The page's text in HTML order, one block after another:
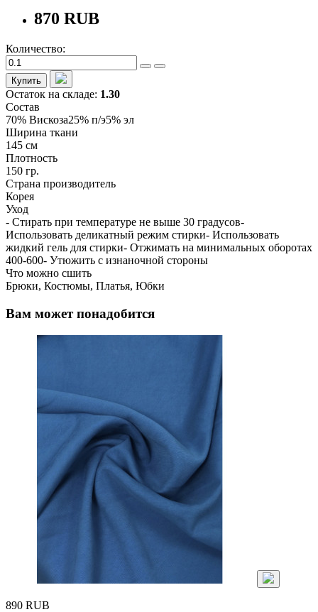
870 RUB
Количество:
Купить
Остаток на складе: 1.30
Состав
70% Вискоза25% п/э5% эл
Ширина ткани
145 см
Плотность
150 гр.
Страна производитель
Корея
Уход
- Стирать при температуре не выше 30 градусов-
Использовать деликатный режим стирки- Использовать
жидкий гель для стирки- Отжимать на минимальных оборотах
400-600- Утюжить с изнаночной стороны
Что можно сшить
Брюки, Костюмы, Платья, Юбки
Вам может понадобится
890 RUB